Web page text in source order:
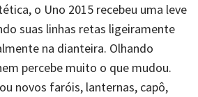
o Uno 2015 recebeu uma leve
suas linhas retas ligeiramente
na dianteira. Olhando
percebe muito o que mudou.
novos faróis, lanternas, capô,